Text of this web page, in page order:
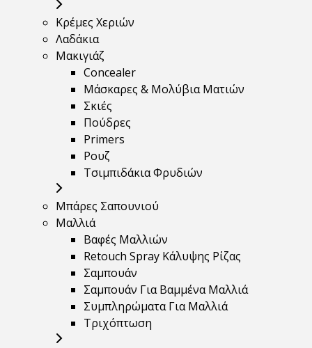
Κρέμες Χεριών
Λαδάκια
Μακιγιάζ
Concealer
Μάσκαρες & Μολύβια Ματιών
Σκιές
Πούδρες
Primers
Ρουζ
Τσιμπιδάκια Φρυδιών
Μπάρες Σαπουνιού
Μαλλιά
Βαφές Μαλλιών
Retouch Spray Κάλυψης Ρίζας
Σαμπουάν
Σαμπουάν Για Βαμμένα Μαλλιά
Συμπληρώματα Για Μαλλιά
Τριχόπτωση